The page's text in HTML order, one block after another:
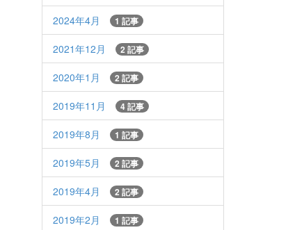
2024年4月 1 記事
2021年12月 2 記事
2020年1月 2 記事
2019年11月 4 記事
2019年8月 1 記事
2019年5月 2 記事
2019年4月 2 記事
2019年2月 1 記事